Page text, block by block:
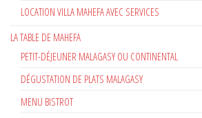
LOCATION VILLA MAHEFA AVEC SERVICES
LA TABLE DE MAHEFA
PETIT-DÉJEUNER MALAGASY OU CONTINENTAL
DÉGUSTATION DE PLATS MALAGASY
MENU BISTROT